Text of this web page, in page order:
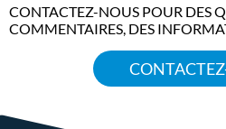
CONTACTEZ-NOUS POUR DES
COMMENTAIRES, DES